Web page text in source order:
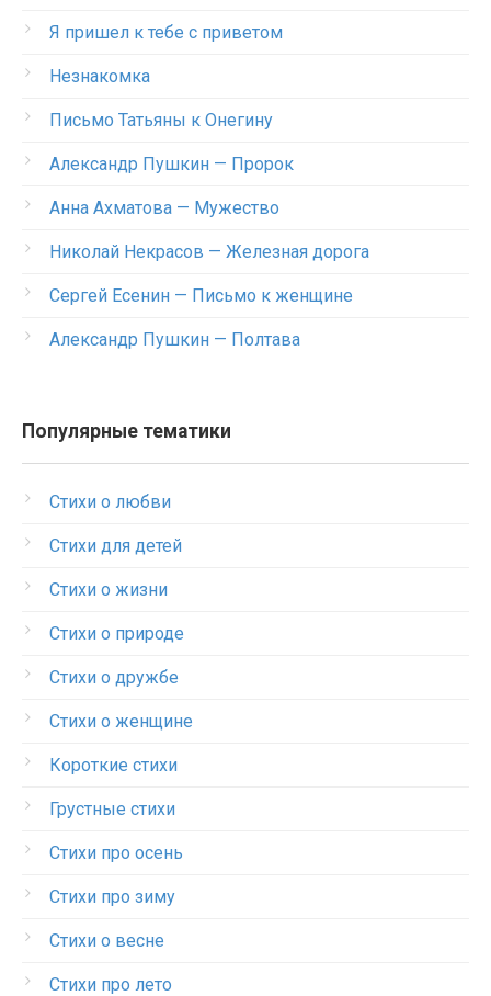
Я пришел к тебе с приветом
Незнакомка
Письмо Татьяны к Онегину
Александр Пушкин — Пророк
Анна Ахматова — Мужество
Николай Некрасов — Железная дорога
Сергей Есенин — Письмо к женщине
Александр Пушкин — Полтава
Популярные тематики
Стихи о любви
Стихи для детей
Стихи о жизни
Стихи о природе
Стихи о дружбе
Стихи о женщине
Короткие стихи
Грустные стихи
Стихи про осень
Стихи про зиму
Стихи о весне
Стихи про лето